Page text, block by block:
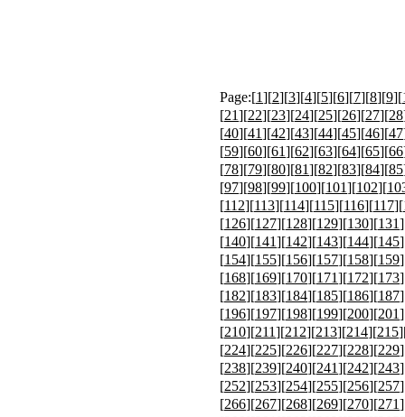
Page:[1][2][3][4][5][6][7][8][9][
[21][22][23][24][25][26][27][28
[40][41][42][43][44][45][46][47
[59][60][61][62][63][64][65][66
[78][79][80][81][82][83][84][85
[97][98][99][100][101][102][
[112][113][114][115][116][117][
[126][127][128][129][130][131
[140][141][142][143][144][145
[154][155][156][157][158][159
[168][169][170][171][172][173
[182][183][184][185][186][187
[196][197][198][199][200][201
[210][211][212][213][214][215
[224][225][226][227][228][229
[238][239][240][241][242][243
[252][253][254][255][256][257
[266][267][268][269][270][271